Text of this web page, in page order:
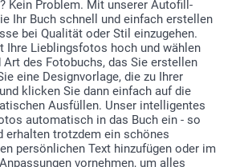
Kein Problem. Mit unserer Autofill-
Ihr Buch schnell und einfach erstellen
bei Qualität oder Stil einzugehen.
Ihre Lieblingsfotos hoch und wählen
Art des Fotobuchs, das Sie erstellen
eine Designvorlage, die zu Ihrer
klicken Sie dann einfach auf die
Ausfüllen. Unser intelligentes
automatisch in das Buch ein - so
erhalten trotzdem ein schönes
persönlichen Text hinzufügen oder im
vornehmen, um alles